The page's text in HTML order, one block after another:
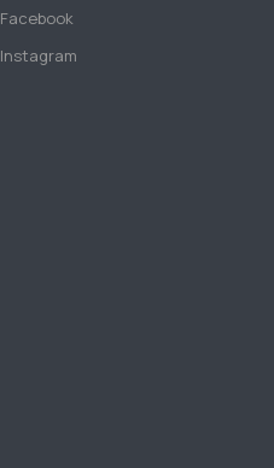
Facebook
Instagram